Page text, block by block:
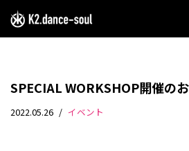
コ
ン
ツ
SPECIAL WORKSHOP開催の
2022.05.26 イベント